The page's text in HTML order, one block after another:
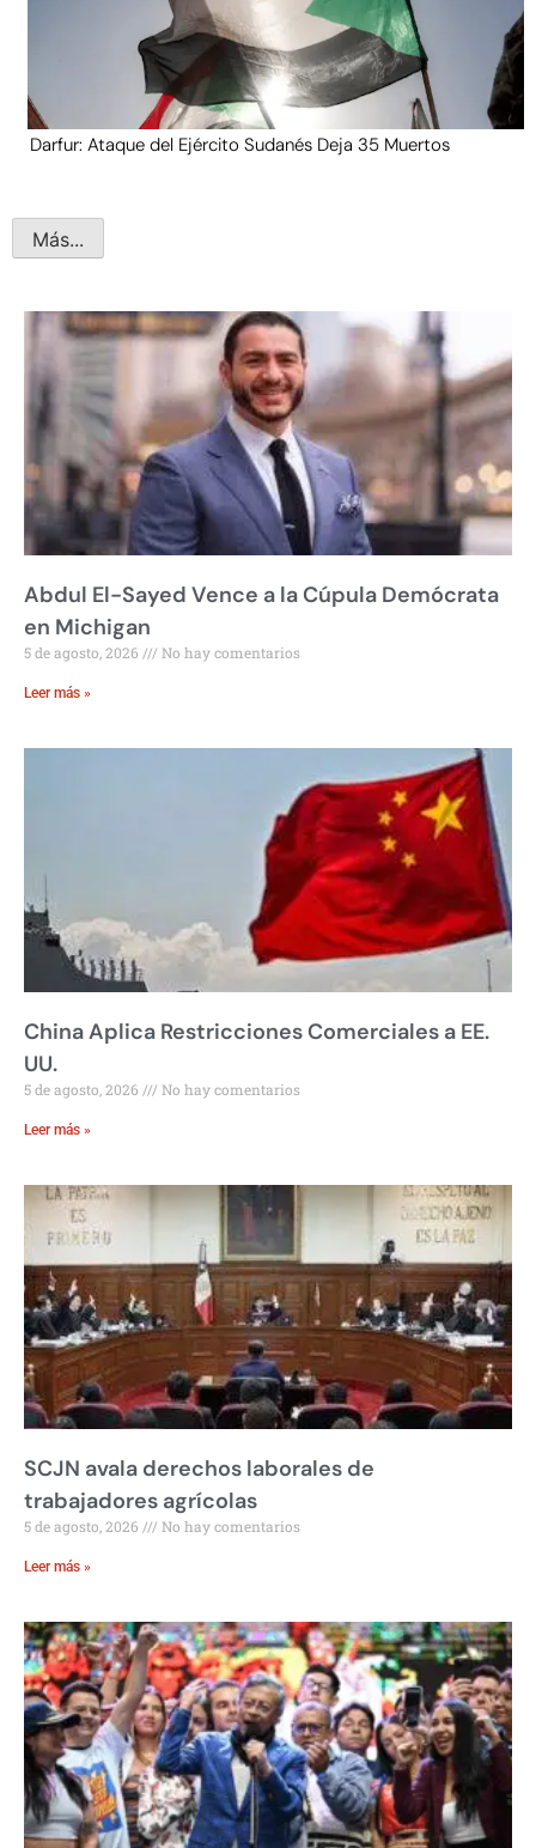
Darfur: Ataque del Ejército Sudanés Deja 35 Muertos
Más...
Abdul El-Sayed Vence a la Cúpula Demócrata
en Michigan
5 de agosto, 2026 No hay comentarios
Leer más »
China Aplica Restricciones Comerciales a EE.
UU.
5 de agosto, 2026 No hay comentarios
Leer más »
SCJN avala derechos laborales de
trabajadores agrícolas
5 de agosto, 2026 No hay comentarios
Leer más »